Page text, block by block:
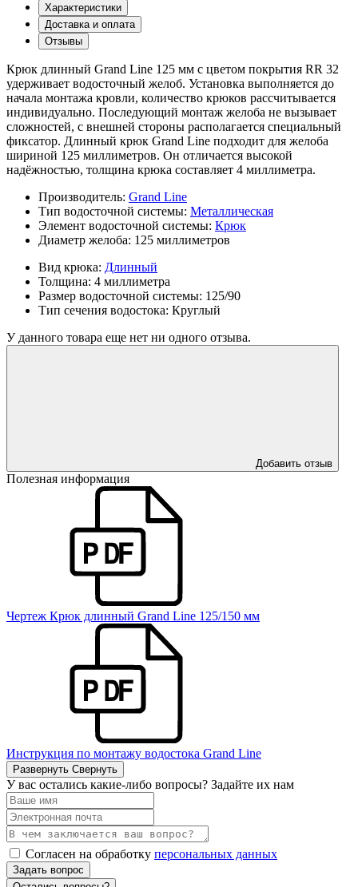
Характеристики
Доставка и оплата
Отзывы
Крюк длинный Grand Line 125 мм с цветом покрытия RR 32
удерживает водосточный желоб. Установка выполняется до
начала монтажа кровли, количество крюков рассчитывается
индивидуально. Последующий монтаж желоба не вызывает
сложностей, с внешней стороны располагается специальный
фиксатор. Длинный крюк Grand Line подходит для желоба
шириной 125 миллиметров. Он отличается высокой
надёжностью, толщина крюка составляет 4 миллиметра.
Производитель: Grand Line
Тип водосточной системы: Металлическая
Элемент водосточной системы: Крюк
Диаметр желоба: 125 миллиметров
Вид крюка: Длинный
Толщина: 4 миллиметра
Размер водосточной системы: 125/90
Тип сечения водостока: Круглый
У данного товара еще нет ни одного отзыва.
Добавить отзыв
Полезная информация
Чертеж Крюк длинный Grand Line 125/150 мм
Инструкция по монтажу водостока Grand Line
Развернуть Свернуть
У вас остались какие-либо вопросы? Задайте их нам
Согласен на обработку персональных данных
Задать вопрос